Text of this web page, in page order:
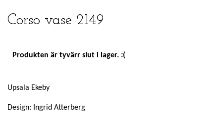
Corso vase 2149
Produkten är tyvärr slut i lager. :(
Upsala Ekeby
Design: Ingrid Atterberg